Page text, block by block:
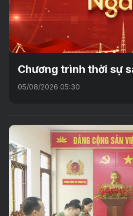
Chương trình thời sự
05/08/2026 05:30